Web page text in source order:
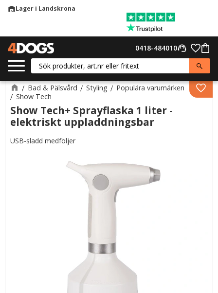
warehouseLager i Landskrona
support_agent
0418-484010
Bad & Pälsvård Styling
Populära varumärken
Show Tech
Show Tech+ Sprayflaska 1 liter -
elektriskt uppladdningsbar
USB-sladd medföljer